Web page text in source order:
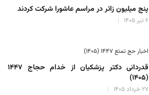
پنج میلیون زائر در مراسم عاشورا شرکت کردند
۶ تیر ۱۴۰۵
اخبار حج تمتع ۱۴۴۷ (۱۴۰۵)
قدردانی دکتر پزشکیان از خدام حجاج ۱۴۴۷
(۱۴۰۵)
۲۷ خرداد ۱۴۰۵